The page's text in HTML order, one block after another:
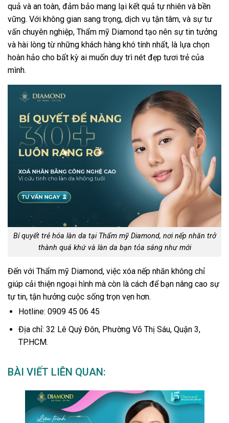
quả và an toàn, đảm bảo mang lại kết quả tự nhiên và bền
vững. Với không gian sang trọng, dịch vụ tận tâm, và sự tư
vấn chuyên nghiệp, Thẩm mỹ Diamond tạo nên sự tin tưởng
và hài lòng từ những khách hàng khó tính nhất, là lựa chọn
hoàn hảo cho bất kỳ ai muốn duy trì nét đẹp tươi trẻ của
mình.
Bí quyết trẻ hóa làn da tại Thẩm mỹ Diamond, nơi nếp nhăn trở
thành quá khứ và làn da bạn tỏa sáng như mới
Đến với Thẩm mỹ Diamond, việc xóa nếp nhăn không chỉ
giúp cải thiện ngoại hình mà còn là cách để bạn nâng cao sự
tự tin, tận hưởng cuộc sống trọn vẹn hơn.
Hotline: 0909 45 06 45
Địa chỉ: 32 Lê Quý Đôn, Phường Võ Thị Sáu, Quận 3,
TP.HCM.
BÀI VIẾT LIÊN QUAN: